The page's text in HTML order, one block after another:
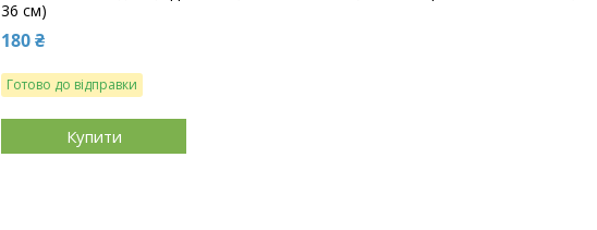
36 см)
180 ₴
Готово до відправки
Купити